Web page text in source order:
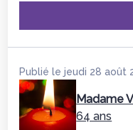
Publié le jeudi 28 août
Madame
64 ans